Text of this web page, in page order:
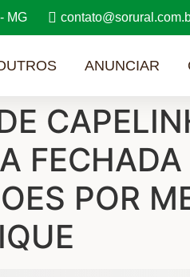
MG
ANUNCIAR
POR